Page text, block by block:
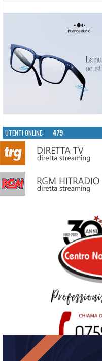
UTENTI ONLINE: 479